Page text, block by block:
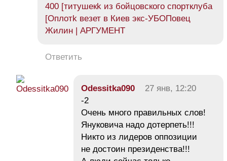
400 [титушекk из бойцовского спортклуба
[Оплотk везет в Киев экс-УБОПовец
Жилин | АРГУМЕНТ
Ответить
Odessitka090
27 янв, 12:20
-2
Очень много правильных слов!
Януковича надо дотерпеть!!!
Никто из лидеров оппозиции
не достоин президенства!!!